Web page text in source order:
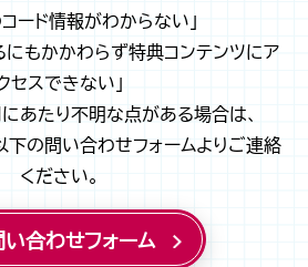
コード情報がわからない」
にもかかわらず特典コンテンツにア
セスできない」
あたり不明な点がある場合は、
下の問い合わせフォームよりご連絡
ください。
い合わせフォーム